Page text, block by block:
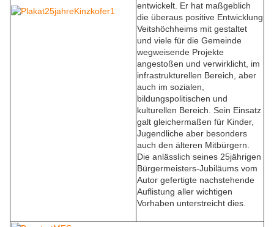
entwickelt. Er hat maßgeblich
die überaus positive Entwicklung
Veitshöchheims mit gestaltet
und viele für die Gemeinde
wegweisende Projekte
angestoßen und verwirklicht, im
infrastrukturellen Bereich, aber
auch im sozialen,
bildungspolitischen und
kulturellen Bereich. Sein Einsatz
galt gleichermaßen für Kinder,
Jugendliche aber besonders
auch den älteren Mitbürgern.
Die anlässlich seines 25jährigen
Bürgermeisters-Jubiläums vom
Autor gefertigte nachstehende
Auflistung aller wichtigen
Vorhaben unterstreicht dies.